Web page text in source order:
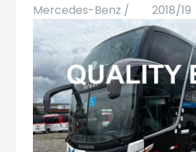
Mercedes-Benz / 2018/19